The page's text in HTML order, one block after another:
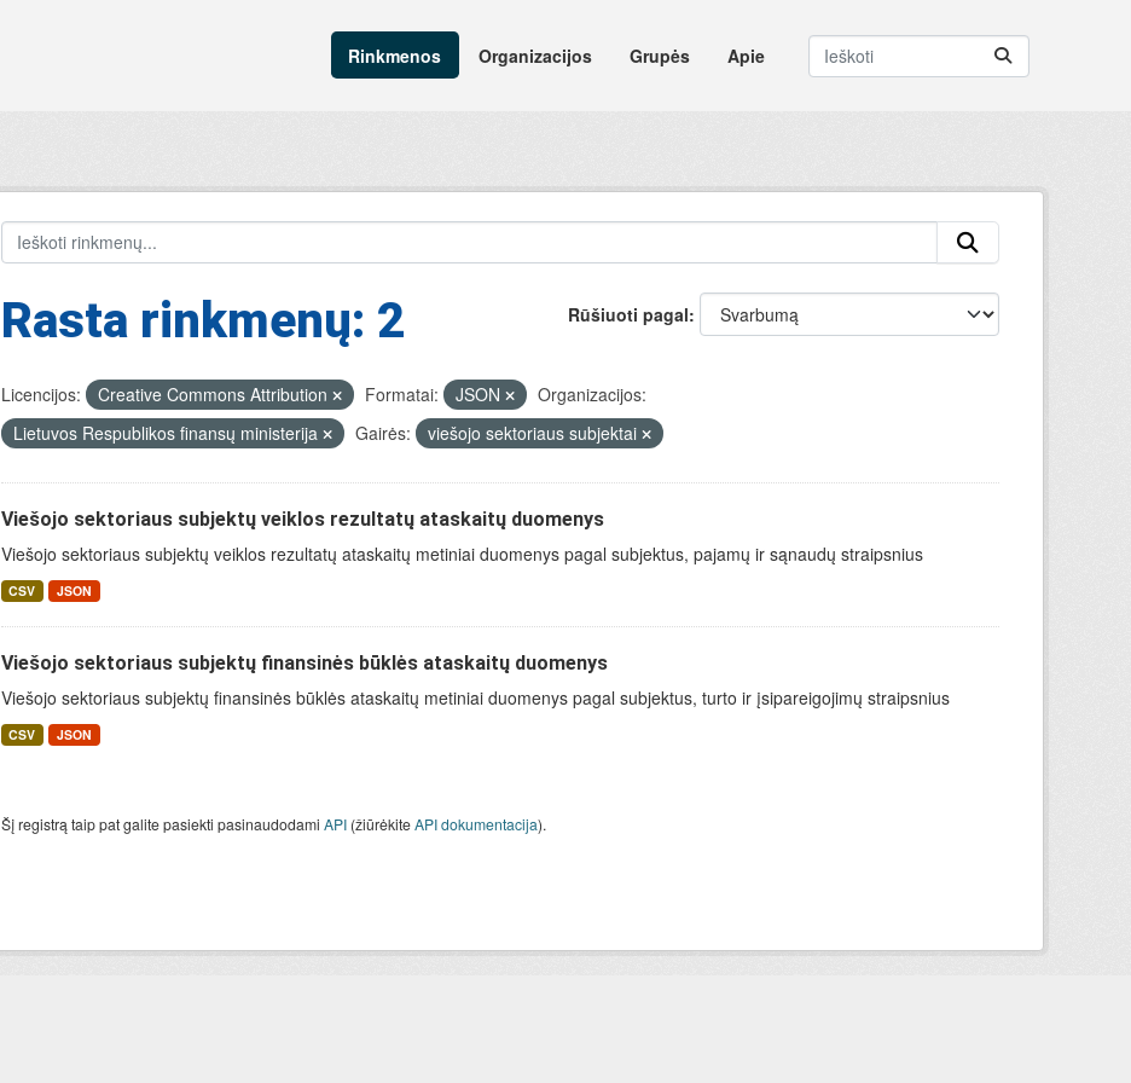
Rinkmenos
Organizacijos Grupės Apie
Rūšiuoti pagal
Rasta rinkmenų: 2
Licencijos: Creative Commons Attribution Formatai: JSON
Organizacijos:
Lietuvos Respublikos finansų ministerija
Gairės: viešojo sektoriaus subjektai
Viešojo sektoriaus subjektų veiklos rezultatų ataskaitų duomenys
Viešojo sektoriaus subjektų veiklos rezultatų ataskaitų metiniai duomenys pagal subjektus, pajamų ir sąnaudų straipsnius
CSV JSON
Viešojo sektoriaus subjektų finansinės būklės ataskaitų duomenys
Viešojo sektoriaus subjektų finansinės būklės ataskaitų metiniai duomenys pagal subjektus, turto ir įsipareigojimų straipsnius
CSV JSON
Šį registrą taip pat galite pasiekti pasinaudodami API(žiūrėkiteAPI dokumentacija).